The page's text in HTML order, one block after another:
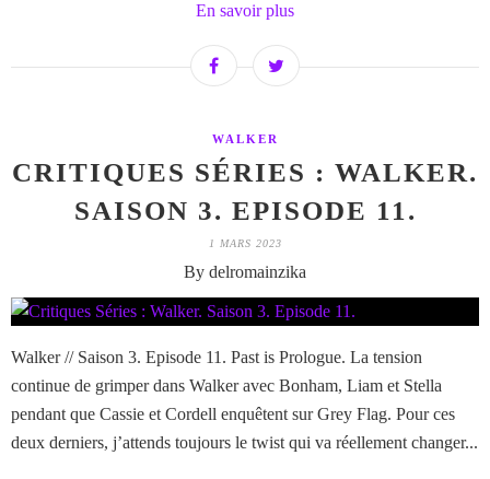
En savoir plus
WALKER
CRITIQUES SÉRIES : WALKER.
SAISON 3. EPISODE 11.
1 MARS 2023
By delromainzika
Walker // Saison 3. Episode 11. Past is Prologue. La tension
continue de grimper dans Walker avec Bonham, Liam et Stella
pendant que Cassie et Cordell enquêtent sur Grey Flag. Pour ces
deux derniers, j’attends toujours le twist qui va réellement changer...